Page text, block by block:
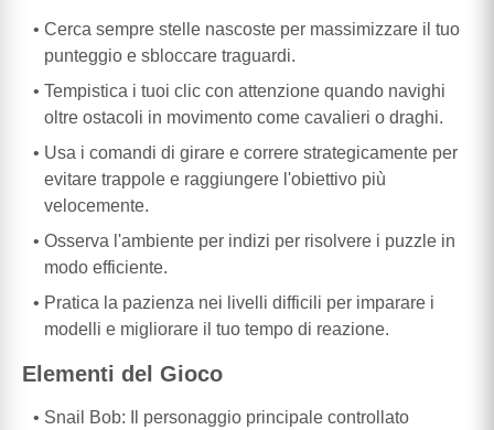
Cerca sempre stelle nascoste per massimizzare il tuo
punteggio e sbloccare traguardi.
Tempistica i tuoi clic con attenzione quando navighi
oltre ostacoli in movimento come cavalieri o draghi.
Usa i comandi di girare e correre strategicamente per
evitare trappole e raggiungere l'obiettivo più
velocemente.
Osserva l'ambiente per indizi per risolvere i puzzle in
modo efficiente.
Pratica la pazienza nei livelli difficili per imparare i
modelli e migliorare il tuo tempo di reazione.
Elementi del Gioco
Snail Bob: Il personaggio principale controllato